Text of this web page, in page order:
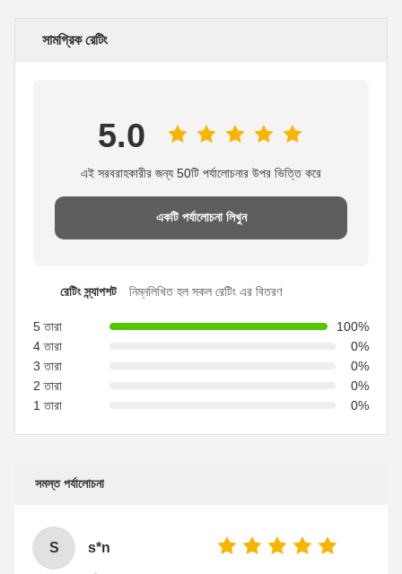
সামগ্রিক রেটিং
5.0
এই সরবরাহকারীর জন্য 50টি পর্যালোচনার উপর ভিত্তি করে
একটি পর্যালোচনা লিখুন
রেটিং স্ন্যাপশট নিম্নলিখিত হল সকল রেটিং এর বিতরণ
5 তারা
100%
4 তারা
0%
3 তারা
0%
2 তারা
0%
1 তারা
0%
সমস্ত পর্যালোচনা
S s*n